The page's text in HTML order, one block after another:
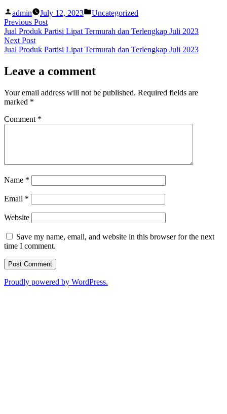
Posted
by
admin July 12, 2023
Posted
Uncategorized
Post
navigation
Previous PostPrevious
post:
Jual Produk Partisi Lipat Termurah dan Terlengkap Juli 2023
Next PostNext
post:
Jual Produk Partisi Lipat Termurah dan Terlengkap Juli 2023
Leave a comment
Your email address will not be published. Required fields are
marked *
Comment *
Name *
Email *
Website
Save my name, email, and website in this browser for the next
time I comment.
Proudly powered by WordPress.